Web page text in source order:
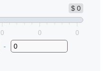
$ 0
0 0 0
Minimum Price
-
Maximum Price